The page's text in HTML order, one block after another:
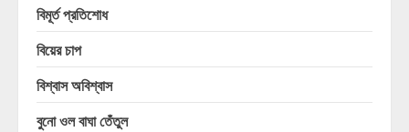
বিমূর্ত প্রতিশোধ
বিয়ের চাপ
বিশ্বাস অবিশ্বাস
বুনো ওল বাঘা তেঁতুল